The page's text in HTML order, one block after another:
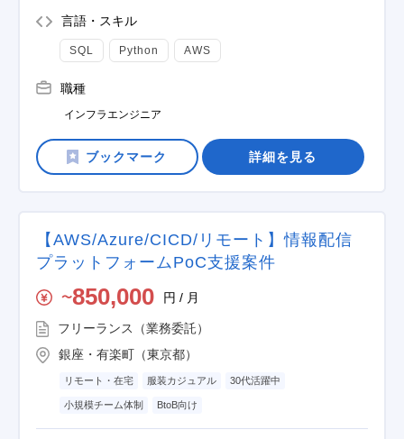
言語・スキル
SQL Python AWS
職種
インフラエンジニア
詳細を見る
【AWS/Azure/CICD/リモート】情報配信
プラットフォームPoC支援案件
〜850,000 円 / 月
フリーランス（業務委託）
銀座・有楽町（東京都）
リモート・在宅 服装カジュアル 30代活躍中
小規模チーム体制 BtoB向け